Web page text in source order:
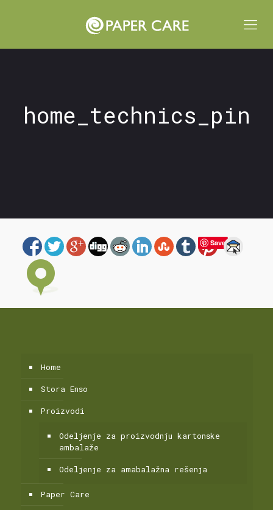
home_technics_pin
Save
Home
Stora Enso
Proizvodi
Odeljenje za proizvodnju kartonske
ambalaže
Odeljenje za amabalažna rešenja
Paper Care